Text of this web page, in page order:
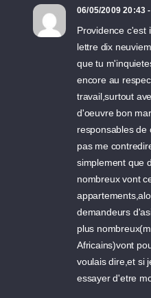
06/05/2009 20:43
Providence c'est
lettre dix
que tu
encore au
travail,surtout
d'oeuvre bon
responsables de
pas me
simplement que
nombreux vont
demandeurs
plus
Africains)vont
voulais dire,et si
essayer d'etre